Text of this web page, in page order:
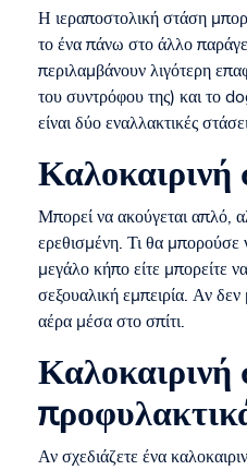
Η ιεραποστολική στάση
το ένα πάνω στο άλλο
περιλαμβάνουν λιγότερη
του συντρόφου της) και το
είναι δύο εναλλακτικές
Καλοκαιρινή
Μπορεί να ακούγεται απλό,
ερεθισμένη. Τι θα μπορούσε
μεγάλο κήπο είτε μπορείτε
σεξουαλική εμπειρία. Αν
αέρα μέσα στο σπίτι.
Καλοκαιρινή
Αν σχεδιάζετε ένα